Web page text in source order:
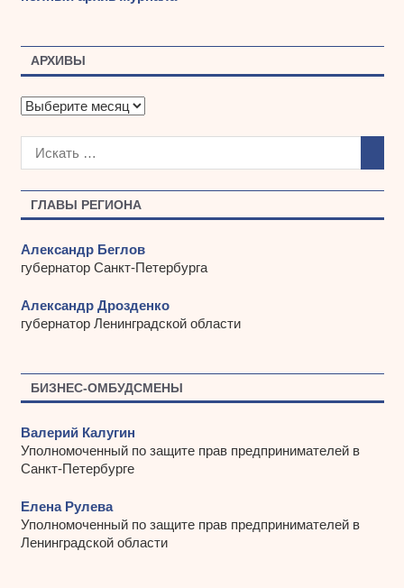
ГЛАВЫ РЕГИОНА
Александр Беглов
губернатор Санкт-Петербурга
Александр Дрозденко
губернатор Ленинградской области
БИЗНЕС-ОМБУДСМЕНЫ
Валерий Калугин
Уполномоченный по защите прав предпринимателей в
Санкт-Петербурге
Елена Рулева
Уполномоченный по защите прав предпринимателей в
Ленинградской области
АРХИВЫ
А
х
ы